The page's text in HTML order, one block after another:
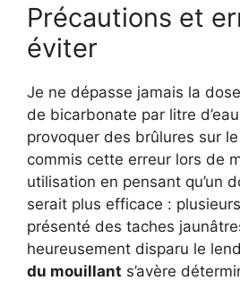
Précautions et
éviter
Je ne dépasse jamais la
de bicarbonate par litre
provoquer des brûlures sur le
commis cette erreur lors de
utilisation en pensant qu’un
serait plus efficace :
présenté des taches
heureusement disparu le
du mouillant s’avère